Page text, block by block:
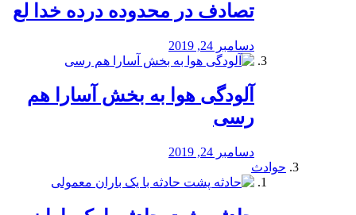
تصادف در محدوده درده خدا لع
دسامبر 24, 2019
آلودگی هوا به بخش آسارا هم
رسی
دسامبر 24, 2019
حوادث